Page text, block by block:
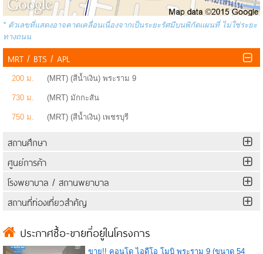
* ตัวเลขที่แสดงอาจคาดเคลื่อนเนื่องจากเป็นระยะรัศมีบนพิกัดแผนที่ ไม่ใช่ระยะ
ทางถนน
MRT / BTS / APL
200 ม. (MRT) (สีน้ำเงิน) พระราม 9
730 ม. (MRT) มักกะสัน
750 ม. (MRT) (สีน้ำเงิน) เพชรบุรี
สถานศึกษา
ศูนย์การค้า
โรงพยาบาล / สถานพยาบาล
สถานที่ท่องเที่ยวสำคัญ
ประกาศซื้อ-ขายที่อยู่ในโครงการ
ขาย!! คอนโด ไอดีโอ โมบิ พระราม 9 (ขนาด 54